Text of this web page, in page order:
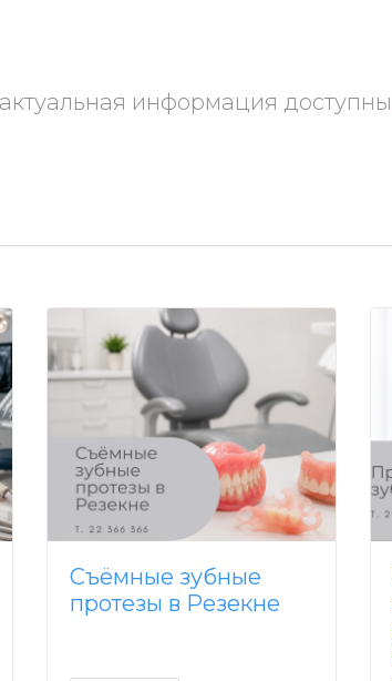
информация доступны
Съёмные зубные
протезы в Резекне